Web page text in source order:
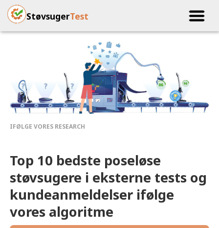
StøvsugerTest
Top 10 bedste poseløse
støvsugere i eksterne tests og
kundeanmeldelser ifølge
vores algoritme